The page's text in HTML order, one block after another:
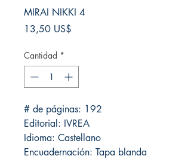
MIRAI NIKKI 4
13,50 US$
Cantidad *
# de páginas: 192
Editorial: IVREA
Idioma: Castellano
Encuadernación: Tapa blanda